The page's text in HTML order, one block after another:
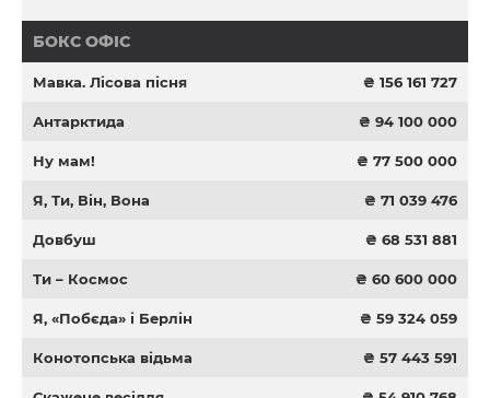
БОКС ОФІС
Мавка. Лісова пісня ₴ 156 161 727
Антарктида ₴ 94 100 000
Ну мам! ₴ 77 500 000
Я, Ти, Він, Вона ₴ 71 039 476
Довбуш ₴ 68 531 881
Ти – Космос ₴ 60 600 000
Я, «Побєда» і Берлін ₴ 59 324 059
Конотопська відьма ₴ 57 443 591